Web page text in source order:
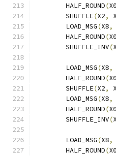
	HALF_ROUND
(X0
	SHUFFLE
(X2,
	LOAD_MSG
(X8,
	HALF_ROUND
(X0
	SHUFFLE_INV
(
	LOAD_MSG
(X8,
	HALF_ROUND
(X0
	SHUFFLE
(X2,
	LOAD_MSG
(X8,
	HALF_ROUND
(X0
	SHUFFLE_INV
(
	LOAD_MSG
(X8,
	HALF_ROUND
(X0